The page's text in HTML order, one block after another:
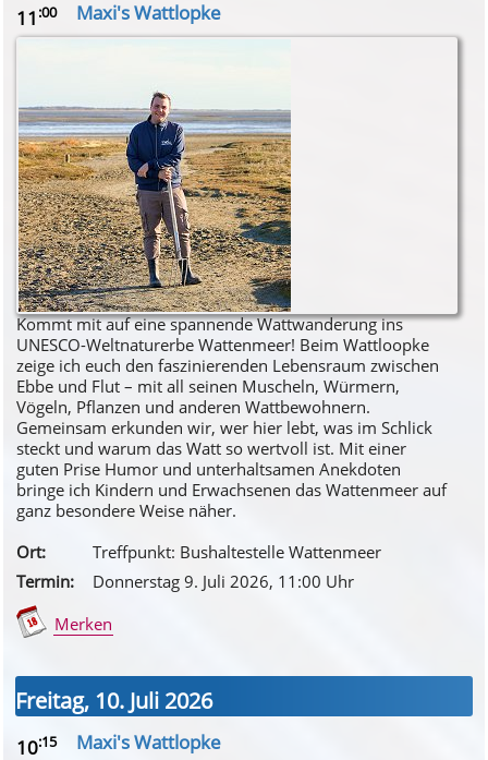
11 :00 Maxi's Wattlopke
Kommt mit auf eine spannende Wattwanderung ins
UNESCO-Weltnaturerbe Wattenmeer! Beim Wattloopke
zeige ich euch den faszinierenden Lebensraum zwischen
Ebbe und Flut – mit all seinen Muscheln, Würmern,
Vögeln, Pflanzen und anderen Wattbewohnern.
Gemeinsam erkunden wir, wer hier lebt, was im Schlick
steckt und warum das Watt so wertvoll ist. Mit einer
guten Prise Humor und unterhaltsamen Anekdoten
bringe ich Kindern und Erwachsenen das Wattenmeer auf
ganz besondere Weise näher.
Ort:
Treffpunkt: Bushaltestelle Wattenmeer
Termin:
Donnerstag 9. Juli 2026, 11 :00 Uhr
Merken
Freitag, 10. Juli 2026
10:15 Maxi's Wattlopke